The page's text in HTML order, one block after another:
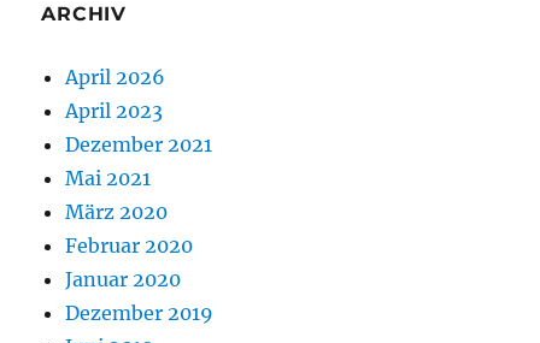
ARCHIV
April 2026
April 2023
Dezember 2021
Mai 2021
März 2020
Februar 2020
Januar 2020
Dezember 2019